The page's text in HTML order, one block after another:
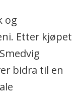
og
Etter kjøpet
bidra til en